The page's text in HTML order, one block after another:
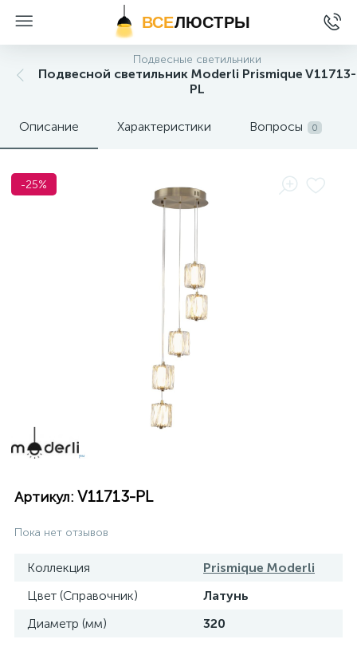
ВСЕЛЮСТРЫ
Подвесные светильники
Подвесной светильник Moderli Prismique V11713-
PL
Описание Характеристики Вопросы 0
-25%
Артикул: V11713-PL
Пока нет отзывов
Коллекция
Prismique Moderli
Цвет (Справочник)
Латунь
Диаметр (мм)
320